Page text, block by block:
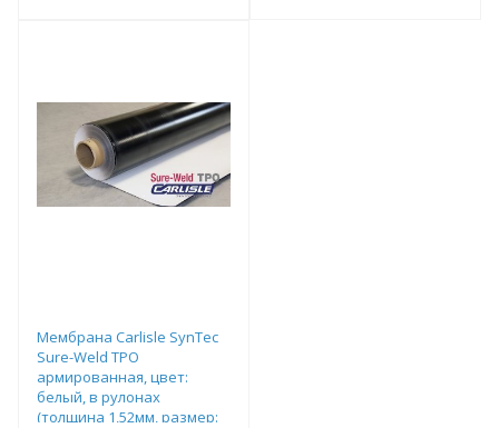
Мембрана Carlisle SynTec
Sure-Weld TPO
армированная, цвет:
белый, в рулонах
(толщина 1,52мм, размер: